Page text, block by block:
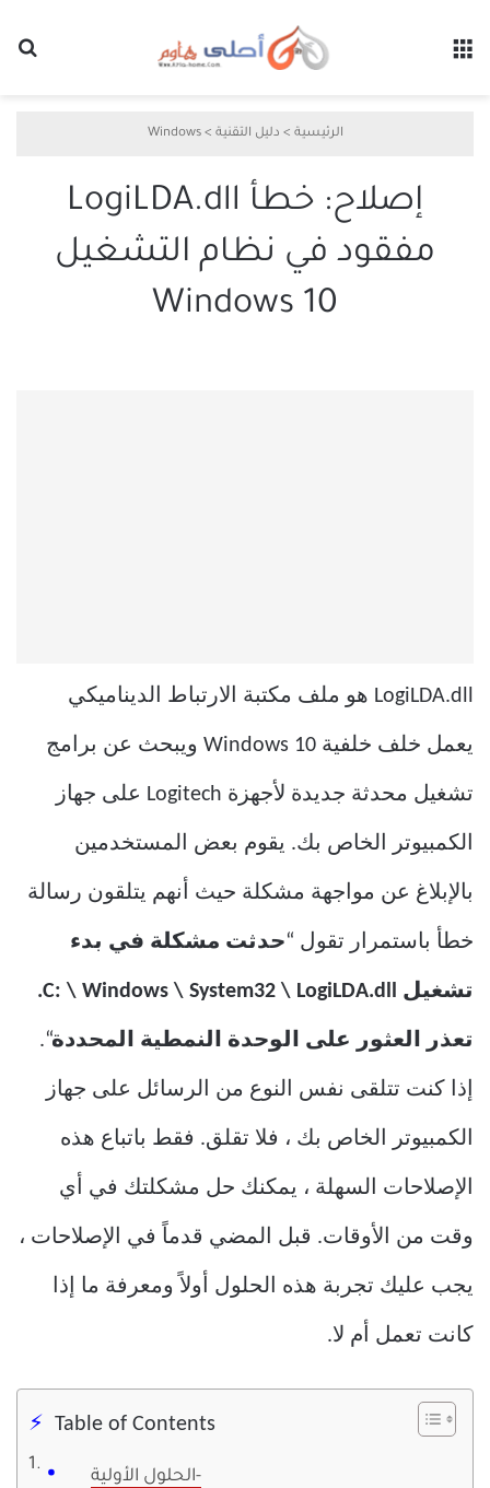
الرئيسية > دليل التقنية >
Windows
إصلاح: خطأ LogiLDA.dll
مفقود في نظام التشغيل
Windows 10
LogiLDA.dll هو ملف مكتبة الارتباط الديناميكي
يعمل خلف خلفية Windows 10 ويبحث عن برامج
تشغيل محدثة جديدة لأجهزة Logitech على جهاز
الكمبيوتر الخاص بك. يقوم بعض المستخدمين
بالإبلاغ عن مواجهة مشكلة حيث أنهم يتلقون رسالة
خطأ باستمرار تقول “حدثت مشكلة في بدء
تشغيل C: \ Windows \ System32 \ LogiLDA.dll.
تعذر العثور على الوحدة النمطية المحددة“.
إذا كنت تتلقى نفس النوع من الرسائل على جهاز
الكمبيوتر الخاص بك ، فلا تقلق. فقط باتباع هذه
الإصلاحات السهلة ، يمكنك حل مشكلتك في أي
وقت من الأوقات. قبل المضي قدماً في الإصلاحات ،
يجب عليك تجربة هذه الحلول أولاً ومعرفة ما إذا
كانت تعمل أم لا.
Table of Contents
الحلول الأولية-